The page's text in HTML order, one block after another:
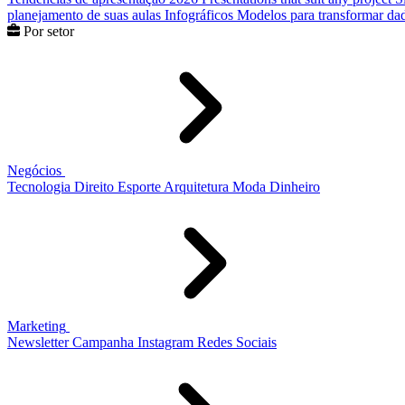
planejamento de suas aulas Infográficos Modelos para transformar
Por setor
Negócios
Tecnologia Direito Esporte Arquitetura Moda Dinheiro
Marketing
Newsletter Campanha Instagram Redes Sociais